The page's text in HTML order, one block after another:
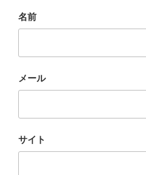
名前
メール
サイト